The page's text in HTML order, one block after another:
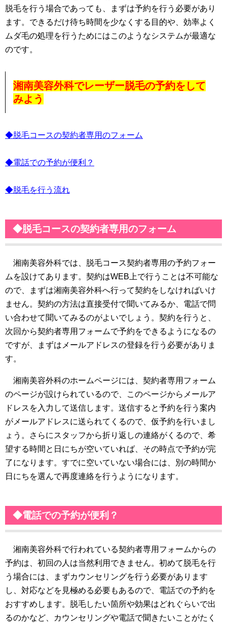
脱毛を行う場合であっても、まずは予約を行う必要があり
ます。できるだけ待ち時間を少なくする目的や、効率よく
ムダ毛の処理を行うためにはこのようなシステムが最適な
のです。
湘南美容外科でレーザー脱毛の予約をして
みよう
◆脱毛コースの契約者専用のフォーム
◆電話での予約が便利？
◆脱毛を行う流れ
◆脱毛コースの契約者専用のフォーム
湘南美容外科では、脱毛コース契約者専用の予約フォー
ムを設けてあります。契約はWEB上で行うことは不可能な
ので、まずは湘南美容外科へ行って契約をしなければいけ
ません。契約の方法は直接受付で聞いてみるか、電話で問
い合わせて聞いてみるのがよいでしょう。契約を行うと、
次回から契約者専用フォームで予約をできるようになるの
ですが、まずはメールアドレスの登録を行う必要がありま
す。
湘南美容外科のホームページには、契約者専用フォーム
のページが設けられているので、このページからメールア
ドレスを入力して送信します。送信すると予約を行う案内
がメールアドレスに送られてくるので、仮予約を行いまし
ょう。さらにスタッフから折り返しの連絡がくるので、希
望する時間と日にちが空いていれば、その時点で予約が完
了になります。すでに空いていない場合には、別の時間か
日にちを選んで再度連絡を行うようになります。
◆電話での予約が便利？
湘南美容外科で行われている契約者専用フォームからの
予約は、初回の人は当然利用できません。初めて脱毛を行
う場合には、まずカウンセリングを行う必要があります
し、対応などを見極める必要もあるので、電話での予約を
おすすめします。脱毛したい箇所や効果はどれぐらいで出
るのかなど、カウンセリングや電話で聞きたいことがたく